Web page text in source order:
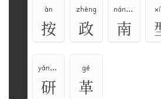
àn
按
zhèng
政
nán、nā
南
yán、yàn
研
gé
革